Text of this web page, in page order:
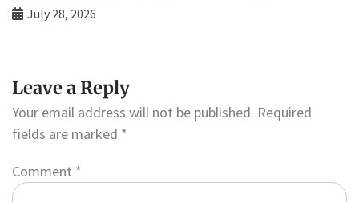
July 28, 2026
Leave a Reply
Your email address will not be published. Required
fields are marked *
Comment *